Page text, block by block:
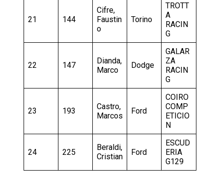
21 144
Cifre,
Faustin
o
Torino
TROTT
A
RACIN
G
22 147
Dianda,
Marco
Dodge
GALAR
ZA
RACIN
G
23 193
Castro,
Marcos
Ford
COIRO
COMP
ETICIO
N
24 225
Beraldi,
Cristian
Ford
ESCUD
ERIA
G129